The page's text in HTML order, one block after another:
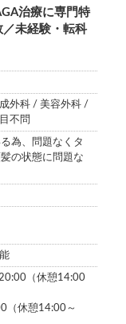
治療に専門特
未経験・転科
外科 / 美容外科 /
不問
為、問題なくタ
の状態に問題な
（休憩14:00
（休憩14:00～